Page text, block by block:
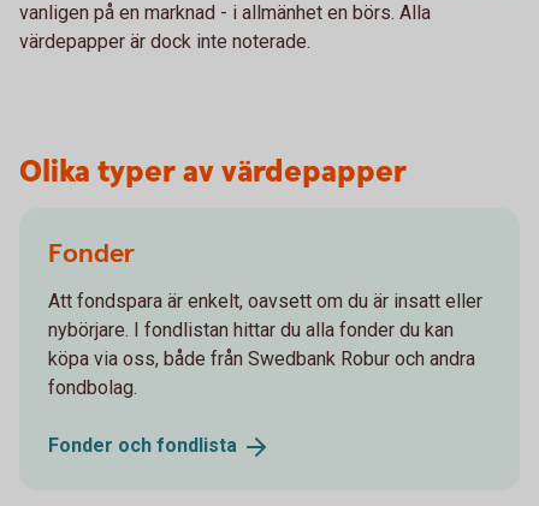
vanligen på en marknad - i allmänhet en börs. Alla
värdepapper är dock inte noterade.
Olika typer av värdepapper
Fonder
Att fondspara är enkelt, oavsett om du är insatt eller
nybörjare. I fondlistan hittar du alla fonder du kan
köpa via oss, både från Swedbank Robur och andra
fondbolag.
Fonder och fondlista